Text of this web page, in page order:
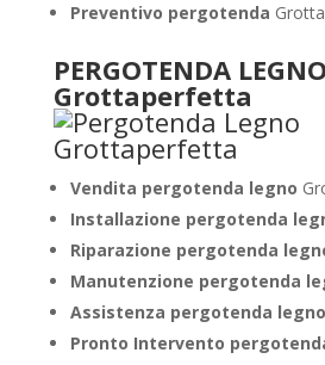
Preventivo pergotenda
PERGOTENDA LEGNO
Grottaperfetta
Vendita pergotenda legno
Installazione pergotenda
Riparazione pergotenda
Manutenzione pergotenda
Assistenza pergotenda legno
Pronto Intervento